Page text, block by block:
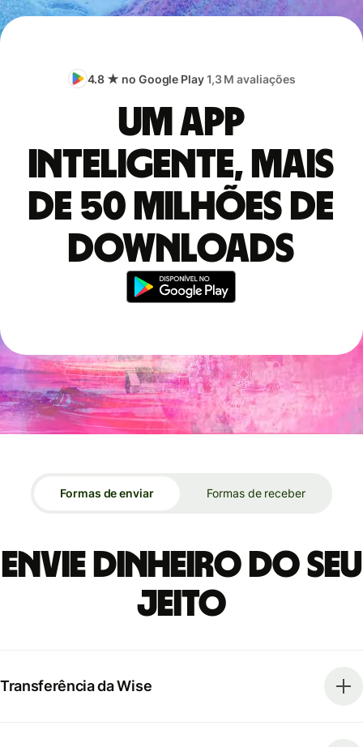
4.8 ★ no Google Play1,3 M avaliações
Um app
inteligente, mais
de 50 milhões de
downloads
Formas de enviar Formas de receber
Envie dinheiro do seu
jeito
Transferência da Wise